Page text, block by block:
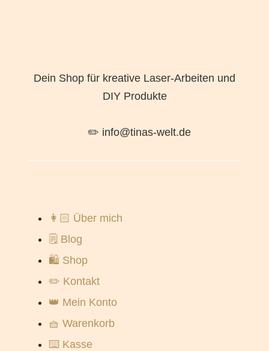
Dein Shop für kreative Laser-Arbeiten und
DIY Produkte
✏️ info@tinas-welt.de
👩🏻 Über mich
🗒️ Blog
🛍️ Shop
✏️ Kontakt
👑 Mein Konto
🧺 Warenkorb
⌨️ Kasse